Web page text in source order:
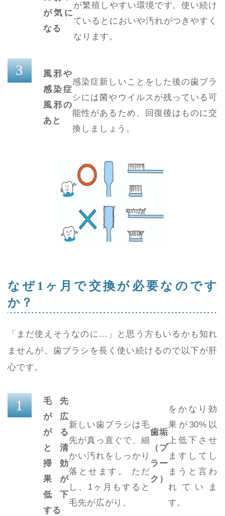
が気に
なる
が繁殖しやすい環境です。使い続け
ているとにおいや汚れがつきやすく
なります。
風邪や
感染症
風邪の
あと
感染症新しいことをした後の歯ブラ
シには菌やウイルスが残っている可
能性があるため、回復後はものに交
換しましょう。
なぜ1ヶ月で交換が必要なのです
か？
「まだ使えそうなのに…」と思う方もいるかも知れ
ませんが、歯ブラシを長く使い続けるので以下が肝
心です。
毛先
が広
がる
と清
掃効
果が
低下
する
新しい歯ブラシは毛
先が真っ直ぐで、細
かい汚れをしっかり
落とせます。 ただ
し、1ヶ月もすると
毛先が広がり、
歯垢
（プ
ラー
ク）
をかなり効
果が30%以
上低下させ
ますしてし
まうと言わ
れていま
す。